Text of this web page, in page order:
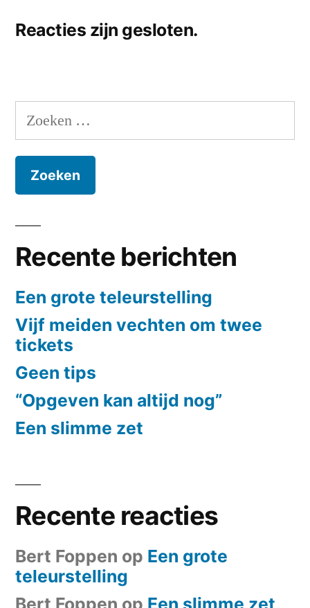
Reacties zijn gesloten.
Zoeken
naar:
Recente berichten
Een grote teleurstelling
Vijf meiden vechten om twee
tickets
Geen tips
“Opgeven kan altijd nog”
Een slimme zet
Recente reacties
Bert Foppen op Een grote
teleurstelling